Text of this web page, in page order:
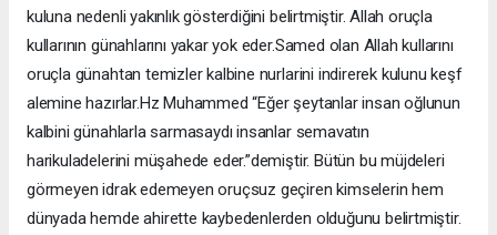
kuluna nedenli yakınlık gösterdiğini belirtmiştir. Allah oruçla
kullarının günahlarını yakar yok eder.Samed olan Allah kullarını
oruçla günahtan temizler kalbine nurlarini indirerek kulunu keşf
alemine hazırlar.Hz Muhammed “Eğer şeytanlar insan oğlunun
kalbini günahlarla sarmasaydı insanlar semavatın
harikuladelerini müşahede eder.”demiştir. Bütün bu müjdeleri
görmeyen idrak edemeyen oruçsuz geçiren kimselerin hem
dünyada hemde ahirette kaybedenlerden olduğunu belirtmiştir.